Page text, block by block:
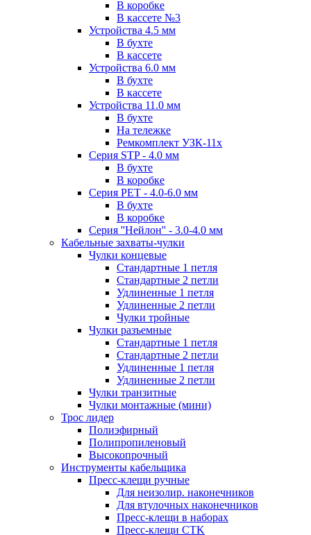
В коробке
В кассете №3
Устройства 4.5 мм
В бухте
В кассете
Устройства 6.0 мм
В бухте
В кассете
Устройства 11.0 мм
В бухте
На тележке
Ремкомплект УЗК-11х
Серия STP - 4.0 мм
В бухте
В коробке
Серия PET - 4.0-6.0 мм
В бухте
В коробке
Серия ''Нейлон'' - 3.0-4.0 мм
Кабельные захваты-чулки
Чулки концевые
Стандартные 1 петля
Стандартные 2 петли
Удлиненные 1 петля
Удлиненные 2 петли
Чулки тройные
Чулки разъемные
Стандартные 1 петля
Стандартные 2 петли
Удлиненные 1 петля
Удлиненные 2 петли
Чулки транзитные
Чулки монтажные (мини)
Трос лидер
Полиэфирный
Полипропиленовый
Высокопрочный
Инструменты кабельщика
Пресс-клещи ручные
Для неизолир. наконечников
Для втулочных наконечников
Пресс-клещи в наборах
Пресс-клещи CTK